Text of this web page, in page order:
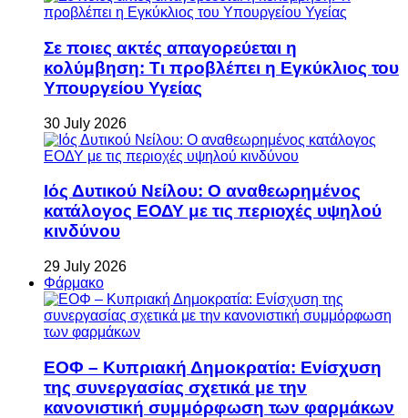
Σε ποιες ακτές απαγορεύεται η
κολύμβηση: Τι προβλέπει η Εγκύκλιος του
Υπουργείου Υγείας
30 July 2026
Ιός Δυτικού Νείλου: Ο αναθεωρημένος
κατάλογος ΕΟΔΥ με τις περιοχές υψηλού
κινδύνου
29 July 2026
Φάρμακο
ΕΟΦ – Κυπριακή Δημοκρατία: Ενίσχυση
της συνεργασίας σχετικά με την
κανονιστική συμμόρφωση των φαρμάκων